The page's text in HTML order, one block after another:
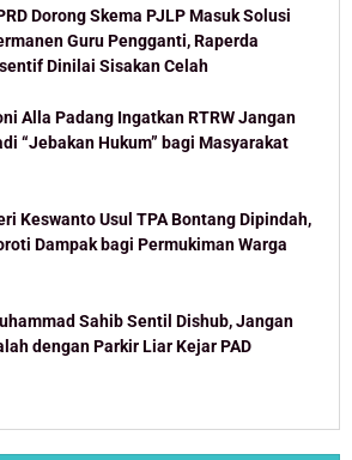
Dorong Skema PJLP Masuk Solusi
Guru Pengganti, Raperda
Dinilai Sisakan Celah
Alla Padang Ingatkan RTRW Jangan
“Jebakan Hukum” bagi Masyarakat
Keswanto Usul TPA Bontang Dipindah,
Dampak bagi Permukiman Warga
Sahib Sentil Dishub, Jangan
dengan Parkir Liar Kejar PAD